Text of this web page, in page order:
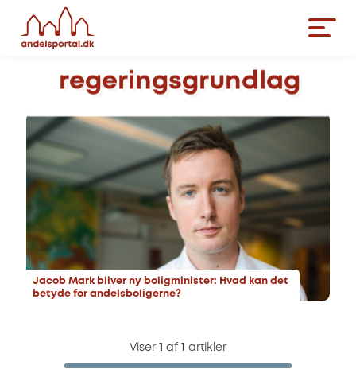
regeringsgrundlag
Jacob Mark bliver ny boligminister: Hvad kan det
betyde for andelsboligerne?
Viser 1 af 1 artikler